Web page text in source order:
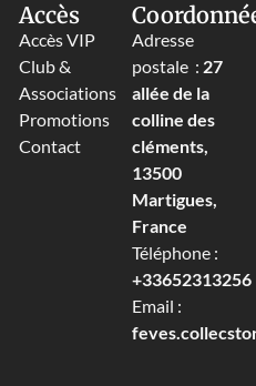
Accès
Accès VIP
Club &
Associations
Promotions
Contact
Adresse
postale : 27
allée de la
colline des
cléments,
13500
Martigues,
France
Téléphone :
+33652313256‬
Email :